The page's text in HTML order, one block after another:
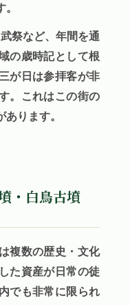
祭など、年間を通
の歳時記として根
が日は参拝客が非
。これはこの街の
ります。
・白鳥古墳
複数の歴史・文化
た資産が日常の徒
でも非常に限られ